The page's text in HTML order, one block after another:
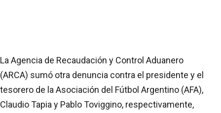
La Agencia de Recaudación y Control Aduanero
(ARCA) sumó otra denuncia contra el presidente y el
tesorero de la Asociación del Fútbol Argentino (AFA),
Claudio Tapia y Pablo Toviggino, respectivamente,